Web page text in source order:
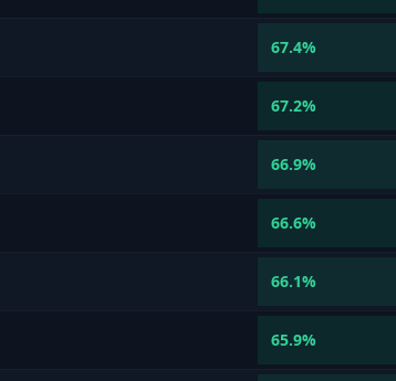
67.4%
67.2%
66.9%
66.6%
66.1%
65.9%